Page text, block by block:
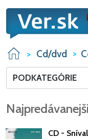
Cd/dvd
PODKATEGÓRIE
CD -